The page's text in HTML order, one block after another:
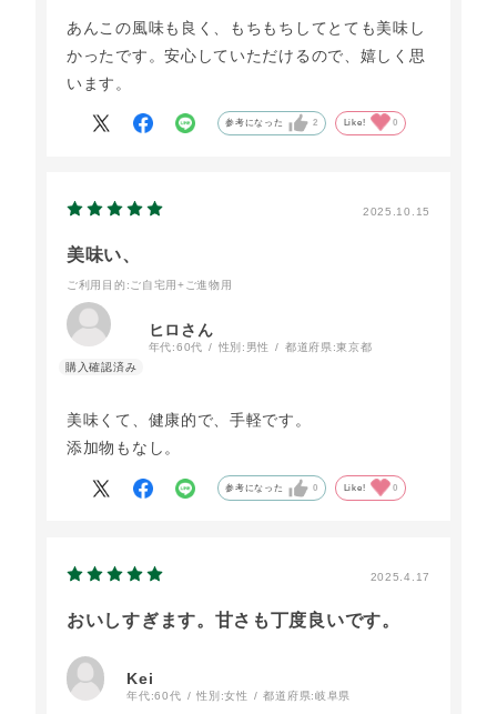
あんこの風味も良く、もちもちしてとても美味し
かったです。安心していただけるので、嬉しく思
います。
参考になった 2 Like! 0
2025.10.15
美味い、
ご利用目的 :ご自宅用+ご進物用
ヒロさん
年代:60代 性別: 男性 都道府県:東京都
美味くて、健康的で、手軽です。
添加物もなし。
参考になった 0 Like! 0
2025.4.17
おいしすぎます。甘さも丁度良いです。
Kei
年代:60代 性別:女性 都道府県:岐阜県